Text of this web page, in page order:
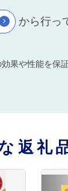
から行っ
果や性能を保
返礼